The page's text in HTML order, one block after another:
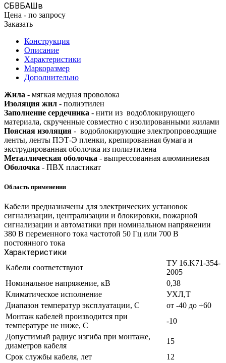
СБВБАШв
Цена - по запросу
Заказать
Конструкция
Описание
Характеристики
Маркоразмер
Дополнительно
Жила - мягкая медная проволока
Изоляция жил - полиэтилен
Заполнение сердечника - нити из водоблокирующего
материала, скрученные совместно с изолированными жилами
Поясная изоляция - водоблокирующие электропроводящие
ленты, ленты ПЭТ-Э пленки, крепированная бумага и
экструдированная оболочка из полиэтилена
Металлическая оболочка - выпрессованная алюминиевая
Оболочка - ПВХ пластикат
Область применения
Кабели предназначены для электрических установок
сигнализации, централизации и блокировки, пожарной
сигнализации и автоматики при номинальном напряжении
380 В переменного тока частотой 50 Гц или 700 В
постоянного тока
Характеристики
Кабели соответствуют
ТУ 16.K71-354-
2005
Номинальное напряжение, кВ
0,38
Климатическое исполнение
УХЛ,Т
Диапазон температур эксплуатации, С
от -40 до +60
Монтаж кабелей производится при
температуре не ниже, С
-10
Допустимый радиус изгиба при монтаже,
диаметров кабеля
15
Срок службы кабеля, лет
12